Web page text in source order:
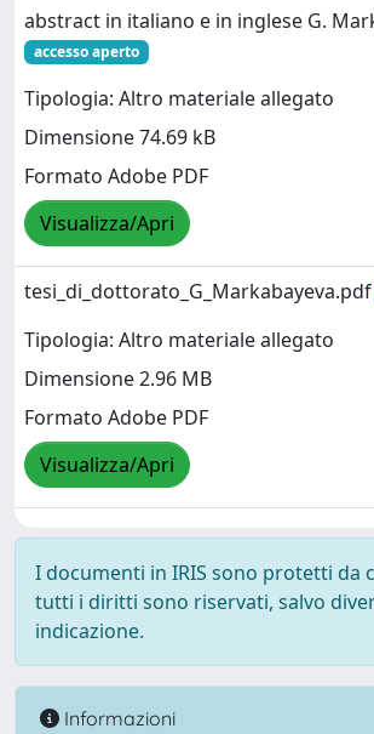
abstract in italiano e in inglese G.
accesso aperto
Tipologia: Altro materiale allegato
Dimensione 74.69 kB
Formato Adobe PDF
Visualizza/Apri
tesi_di_dottorato_G_Markabayeva.pdf
Tipologia: Altro materiale allegato
Dimensione 2.96 MB
Formato Adobe PDF
Visualizza/Apri
I documenti in IRIS sono protetti da
tutti i diritti sono riservati, salvo
indicazione.
Informazioni